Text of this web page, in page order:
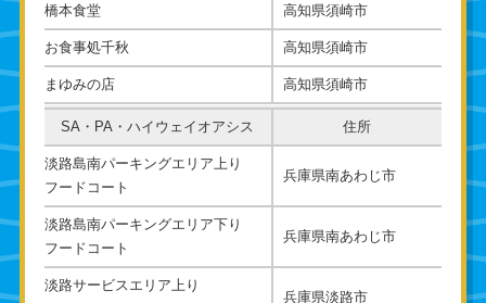
橋本食堂 高知県須崎市
お食事処千秋 高知県須崎市
まゆみの店 高知県須崎市
SA・PA・ハイウェイオアシス 住所
淡路島南パーキングエリア上り
フードコート
兵庫県南あわじ市
淡路島南パーキングエリア下り
フードコート
兵庫県南あわじ市
淡路サービスエリア上り
兵庫県淡路市